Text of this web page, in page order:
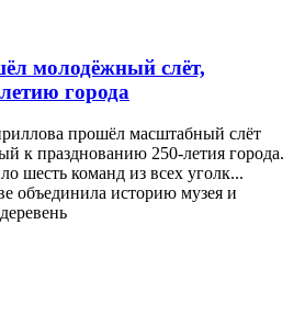
молодёжный слёт,
города
прошёл масштабный слёт
к празднованию 250-летия города.
шесть команд из всех уголк...